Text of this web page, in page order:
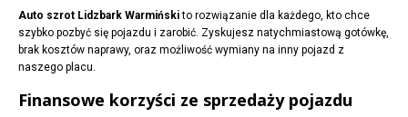
Auto szrot Lidzbark Warmińskito rozwiązanie dla każdego, kto chce
szybko pozbyć się pojazdu i zarobić. Zyskujesz natychmiastową gotówkę,
brak kosztów naprawy, oraz możliwość wymiany na inny pojazd z
naszego placu.
Finansowe korzyści ze sprzedaży pojazdu